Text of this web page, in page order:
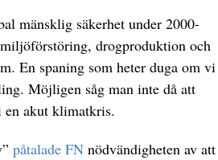
mänsklig säkerhet under 2000-
drogproduktion och
En spaning som heter duga om vi
Möjligen såg man inte då att
akut klimatkris.
påtalade FN nödvändigheten av att